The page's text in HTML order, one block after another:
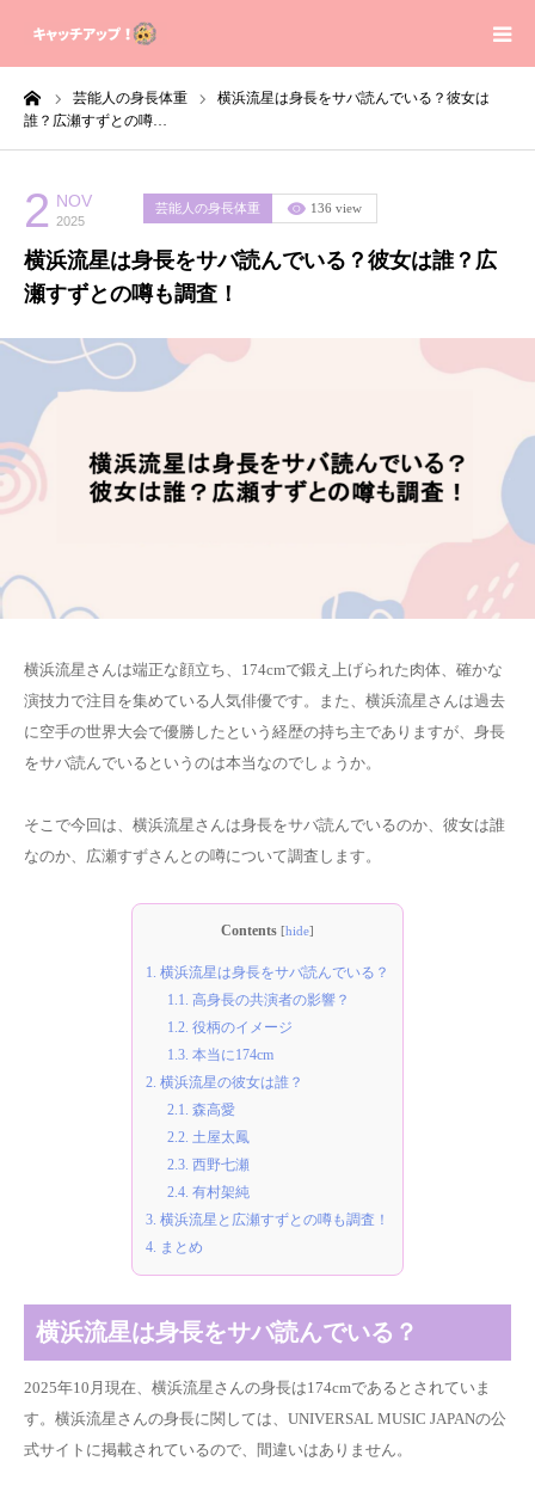
芸能人の身長体重
横浜流星は身長をサバ読んでいる？彼女は
誰？広瀬すずとの噂…
2 NOV
2025
芸能人の身長体重 136 view
横浜流星は身長をサバ読んでいる？彼女は誰？広
瀬すずとの噂も調査！
横浜流星さんは端正な顔立ち、174cmで鍛え上げられた肉体、確かな
演技力で注目を集めている人気俳優です。また、横浜流星さんは過去
に空手の世界大会で優勝したという経歴の持ち主でありますが、身長
をサバ読んでいるというのは本当なのでしょうか。
そこで今回は、横浜流星さんは身長をサバ読んでいるのか、彼女は誰
なのか、広瀬すずさんとの噂について調査します。
Contents [hide]
1. 横浜流星は身長をサバ読んでいる？
1.1. 高身長の共演者の影響？
1.2. 役柄のイメージ
1.3. 本当に174cm
2. 横浜流星の彼女は誰？
2.1. 森高愛
2.2. 土屋太鳳
2.3. 西野七瀬
2.4. 有村架純
3. 横浜流星と広瀬すずとの噂も調査！
4. まとめ
横浜流星は身長をサバ読んでいる？
2025年10月現在、横浜流星さんの身長は174cmであるとされていま
す。横浜流星さんの身長に関しては、UNIVERSAL MUSIC JAPANの公
式サイトに掲載されているので、間違いはありません。
Home
Privacy Policy
About us